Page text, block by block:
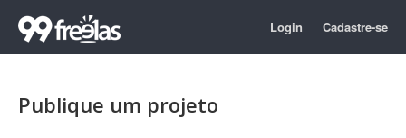
Login Cadastre-se
Publique um projeto